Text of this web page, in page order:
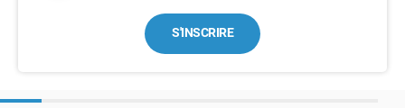
S'INSCRIRE